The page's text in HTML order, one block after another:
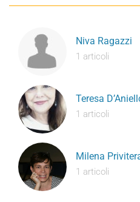
Niva Ragazzi
1 articoli
Teresa
1 articoli
Milena
1 articoli